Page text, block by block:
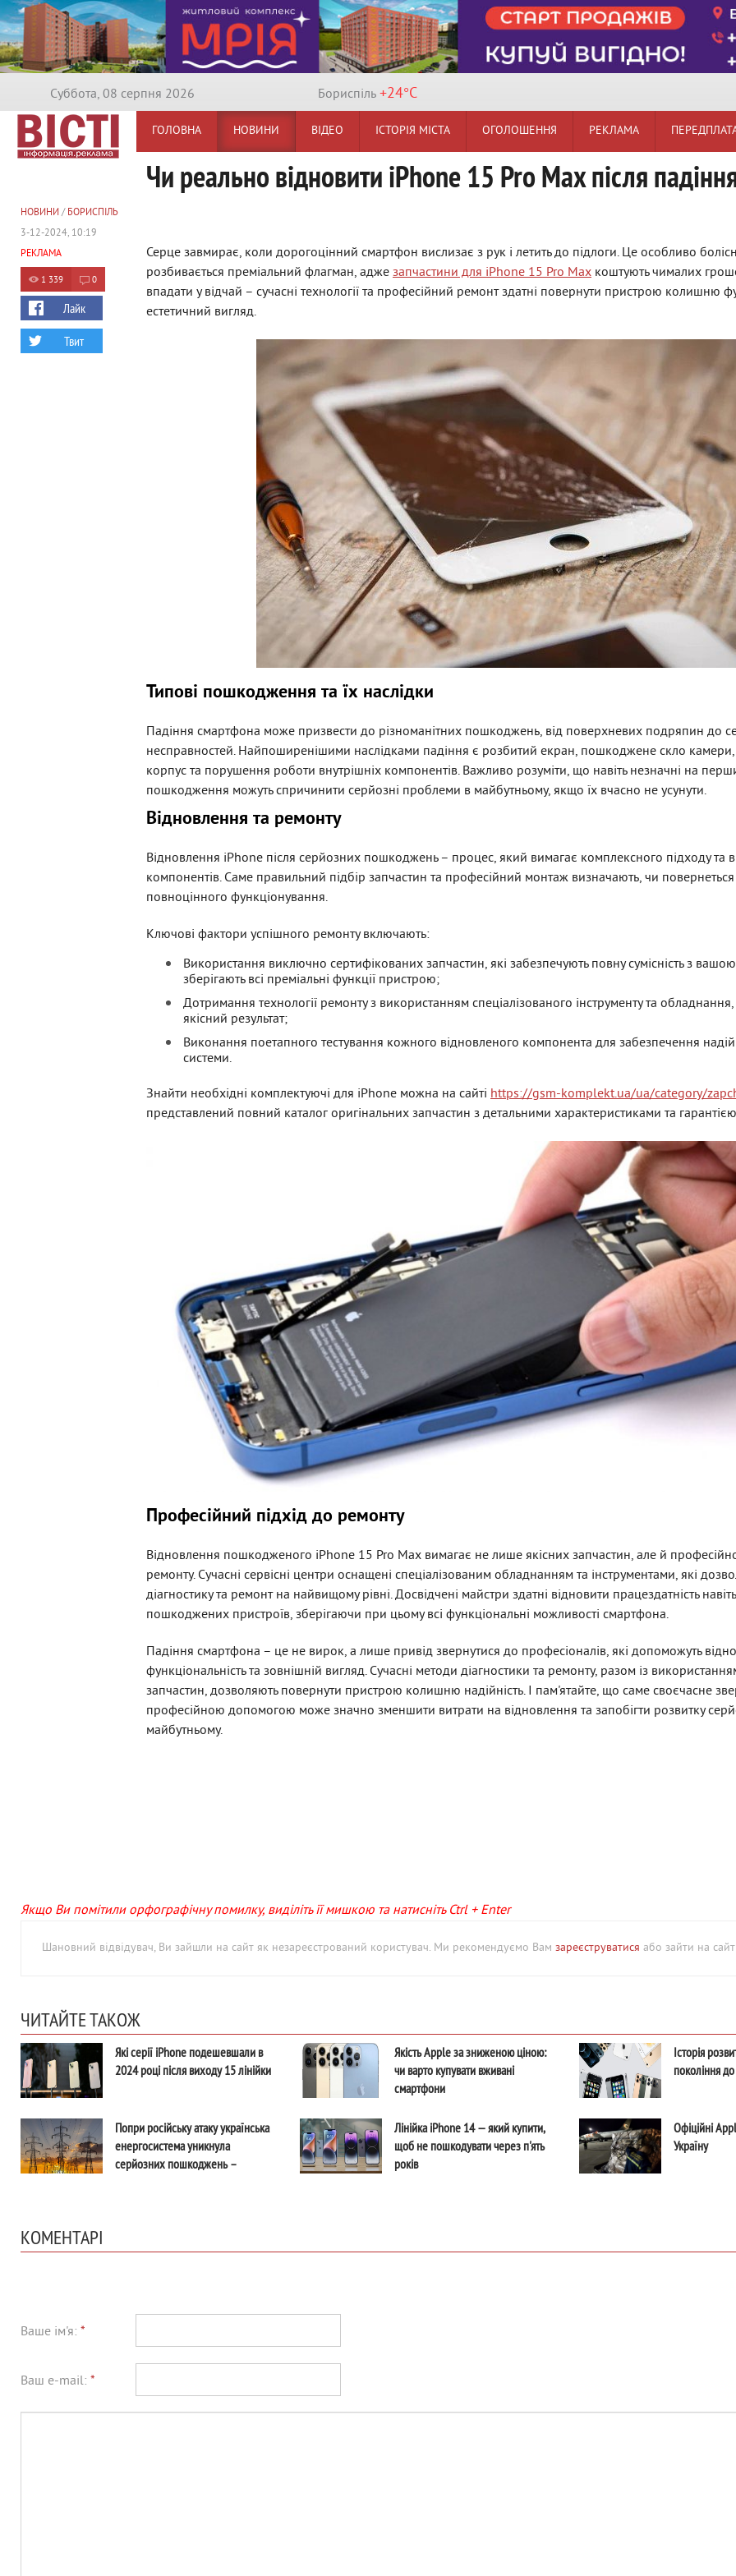
Суббота, 08 серпня 2026 Бориспiль +24°C
ГОЛОВНА НОВИНИ ВІДЕО ІСТОРІЯ МІСТА ОГОЛОШЕННЯ РЕКЛАМА
Чи реально відновити iPhone 15 Pro Max після
Серце завмирає, коли дорогоцінний смартфон вислизає з рук і летить до підлоги. Це особливо
розбивається преміальний флагман, адже запчастини для iPhone 15 Pro Max коштують чималих
впадати у відчай – сучасні технології та професійний ремонт здатні повернути пристрою колишню
естетичний вигляд.
Типові пошкодження та їх наслідки
Падіння смартфона може призвести до різноманітних пошкоджень, від поверхневих подряпин до
несправностей. Найпоширенішими наслідками падіння є розбитий екран, пошкоджене скло
корпус та порушення роботи внутрішніх компонентів. Важливо розуміти, що навіть незначні на
пошкодження можуть спричинити серйозні проблеми в майбутньому, якщо їх вчасно не усунути.
Відновлення та ремонту
Відновлення iPhone після серйозних пошкоджень – процес, який вимагає комплексного підходу та
компонентів. Саме правильний підбір запчастин та професійний монтаж визначають, чи
повноцінного функціонування.
Ключові фактори успішного ремонту включають:
Використання виключно сертифікованих запчастин, які забезпечують повну сумісність з
зберігають всі преміальні функції пристрою;
Дотримання технології ремонту з використанням спеціалізованого інструменту та
якісний результат;
Виконання поетапного тестування кожного відновленого компонента для забезпечення
системи.
Знайти необхідні комплектуючі для iPhone можна на сайті https://gsm-komplekt.ua/ua/category/
представлений повний каталог оригінальних запчастин з детальними характеристиками та
Професійний підхід до ремонту
Відновлення пошкодженого iPhone 15 Pro Max вимагає не лише якісних запчастин, але й
ремонту. Сучасні сервісні центри оснащені спеціалізованим обладнанням та інструментами, які
діагностику та ремонт на найвищому рівні. Досвідчені майстри здатні відновити працездатність
пошкоджених пристроїв, зберігаючи при цьому всі функціональні можливості смартфона.
Падіння смартфона – це не вирок, а лише привід звернутися до професіоналів, які допоможуть
функціональність та зовнішній вигляд. Сучасні методи діагностики та ремонту, разом із
запчастин, дозволяють повернути пристрою колишню надійність. І пам'ятайте, що саме своєчасне
професійною допомогою може значно зменшити витрати на відновлення та запобігти розвитку
майбутньому.
НОВИНИ/ БОРИСПІЛЬ
3-12-2024, 10:19
РЕКЛАМА
1 339 0
Лайк
Твит
Якщо Ви помітили орфографічну помилку, виділіть її мишкою та натисніть Ctrl + Enter
Шановний відвідувач, Ви зайшли на сайт як незареєстрований користувач. Ми рекомендуємо Вам зареєструватися або зайти на
ЧИТАЙТЕ ТАКОЖ
Які серії iPhone подешевшали в
2024 році після виходу 15 лінійки
Якість Apple за зниженою ціною:
чи варто купувати вживані
смартфони
Історія
покоління
Попри російську атаку українська
енергосистема уникнула
серйозних пошкоджень –
Лінійка iPhone 14 — який купити,
щоб не пошкодувати через п'ять
років
Офіційні
Україну
КОМЕНТАРІ
Ваше ім'я: *
Ваш e-mail: *